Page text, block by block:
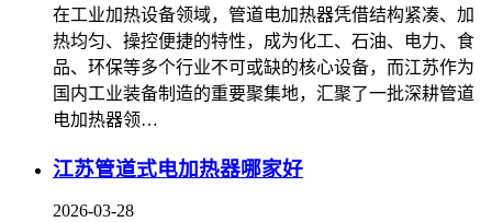
在工业加热设备领域，管道电加热器凭借结构紧凑、加
热均匀、操控便捷的特性，成为化工、石油、电力、食
品、环保等多个行业不可或缺的核心设备，而江苏作为
国内工业装备制造的重要聚集地，汇聚了一批深耕管道
电加热器领…
江苏管道式电加热器哪家好
2026-03-28